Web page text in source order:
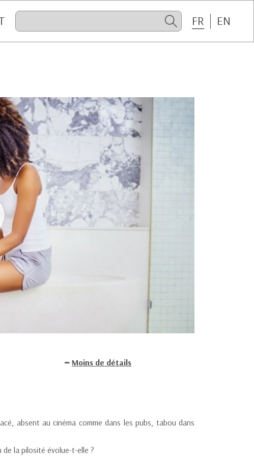
FR EN
Moins de détails
absent au cinéma comme dans les pubs, tabou dans
la pilosité évolue-t-elle ?